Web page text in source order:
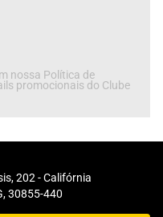
nossa Política de
promocionais do Clube
202 - Califórnia
30855-440